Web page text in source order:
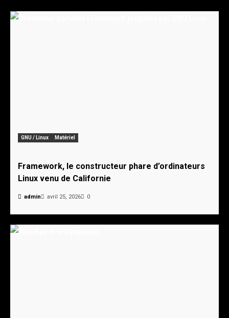
GNU / Linux Matériel
Framework, le constructeur phare d’ordinateurs
Linux venu de Californie
admin avril 25, 2026 0